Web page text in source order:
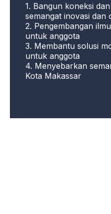
1. Bangun koneksi
semangat inovasi dan
2. Pengembangan
untuk anggota
3. Membantu solusi
untuk anggota
4. Menyebarkan
Kota Makassar